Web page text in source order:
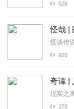
626
怪哉 |
怪谈传
920
奇谭 |
现实之
176